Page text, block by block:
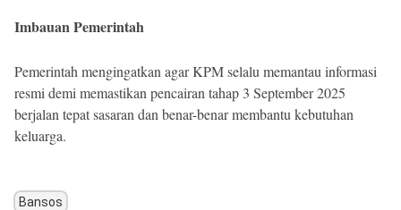
Imbauan Pemerintah
Pemerintah mengingatkan agar KPM selalu memantau informasi
resmi demi memastikan pencairan tahap 3 September 2025
berjalan tepat sasaran dan benar-benar membantu kebutuhan
keluarga.
Bansos